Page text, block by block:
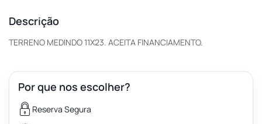
Descrição
TERRENO MEDINDO 11X23. ACEITA FINANCIAMENTO.
Por que nos escolher?
Reserva Segura